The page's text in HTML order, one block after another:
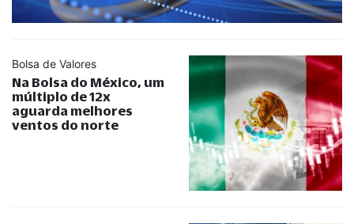
Bolsa de Valores
Na Bolsa do México, um
múltiplo de 12x
aguarda melhores
ventos do norte